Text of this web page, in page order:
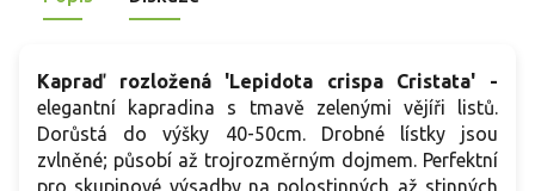
jarními cibulovinami.
Kapraď rozložená 'Lepidota crispa Cristata' -
elegantní kapradina s tmavě zelenými vějíři listů.
Dorůstá do výšky 40-50cm. Drobné lístky jsou
zvlněné; působí až trojrozměrným dojmem. Perfektní
pro skupinové výsadby na polostinných až stinných